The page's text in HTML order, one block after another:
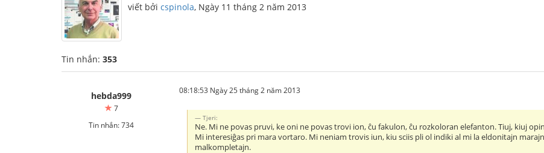
viết bởi cspinola, Ngày 11 tháng 2 năm 2013
Tin nhắn: 353
hebda999
7
Tin nhắn: 734
08:18:53 Ngày 25 tháng 2 năm 2013
Tjeri:
Ne. Mi ne povas pruvi, ke oni ne povas trovi ion, ĉu fakulon, ĉu rozkoloran elefanton. Tiuj, kiuj
Mi interesiĝas pri mara vortaro. Mi neniam trovis iun, kiu sciis pli ol indiki al mi la eldonitajn
malkompletajn.